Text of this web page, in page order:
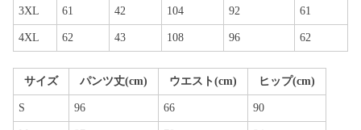
3XL 61 42 104 92 61
4XL 62 43 108 96 62
サイズ パンツ丈(cm) ウエスト(cm) ヒップ(cm)
S 96 66 90